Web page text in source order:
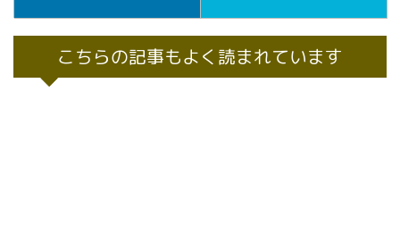
こちらの記事もよく読まれています